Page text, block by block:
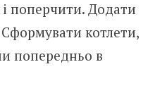
поперчити. Додати
котлети,
попередньо в